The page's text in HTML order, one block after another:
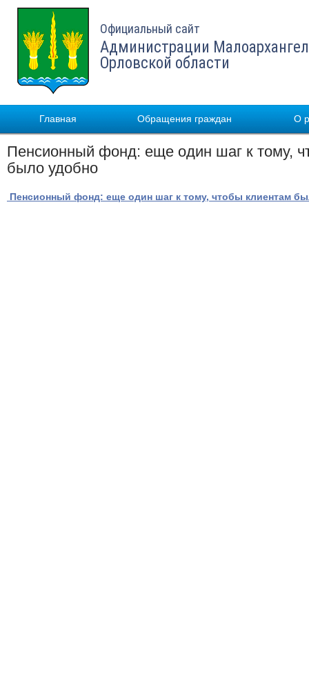
Официальный сайт
Администрации
Орловской области
Главная Обращения граждан О
Пенсионный фонд: еще один шаг к тому,
было удобно
Пенсионный фонд: еще один шаг к тому, чтобы клиентам